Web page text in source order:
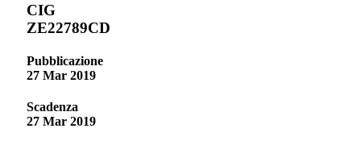
CIG
ZE22789CD
Pubblicazione
27 Mar 2019
Scadenza
27 Mar 2019